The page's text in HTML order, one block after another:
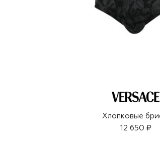
Хлопковые
12 650 ₽